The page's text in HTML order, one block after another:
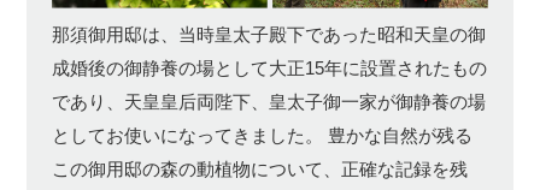
那須御用邸は、当時皇太子殿下であった昭和天皇の御
成婚後の御静養の場として大正15年に設置されたもの
であり、天皇皇后両陛下、皇太子御一家が御静養の場
としてお使いになってきました。 豊かな自然が残る
この御用邸の森の動植物について、正確な記録を残